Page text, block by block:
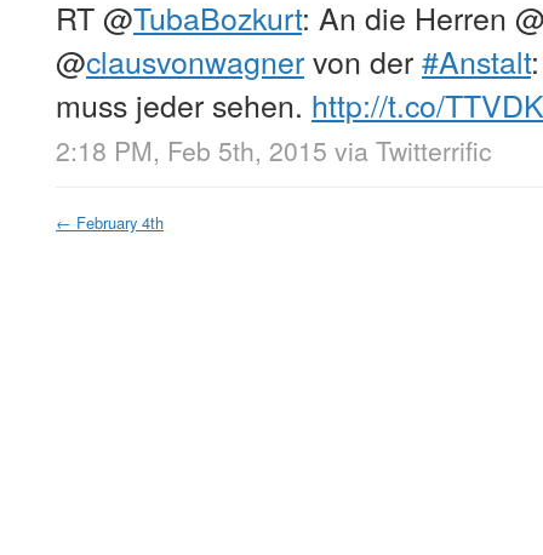
RT@TubaBozkurt: An die Herren
@clausvonwagnervon der#Anstalt
muss jeder sehen. http://t.co/
2:18 PM, Feb 5th, 2015 via Twitterrific
← February 4th